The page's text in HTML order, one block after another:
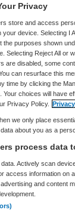
de zorg
als de
voor
kwam van
OSB. Het
Onderwijs
euro.
doet
motivering
Privacy
store and access
your device. Selecting I
the purposes shown
Selecting Reject All or
are disabled, some
can resurface this
time by clicking the
Your choices will have
Privacy Policy.
we only place
about you as a
process data
Actively scan
access information on
and content